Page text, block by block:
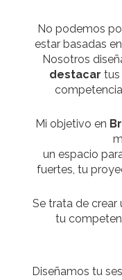
No podemos
estar basadas
Nosotros
destacar tus
Mi objetivo en
un espacio
fuertes, tu
Se trata de crear
tu
Diseñamos tu